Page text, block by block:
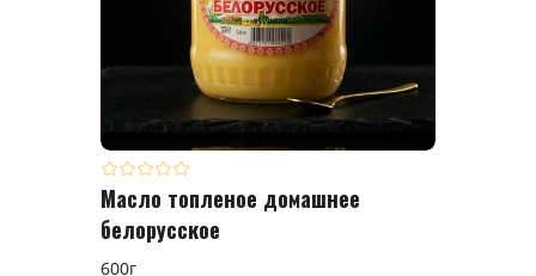
Масло топленое домашнее
белорусское
600г